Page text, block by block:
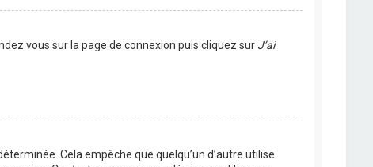
vous sur la page de connexion puis cliquez sur J’ai
Cela empêche que quelqu’un d’autre utilise